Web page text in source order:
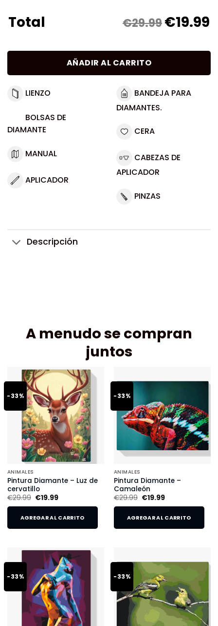
Total €29.99€19.99
AÑADIR AL CARRITO
LIENZO
BOLSAS DE
DIAMANTE
MANUAL
APLICADOR
BANDEJA PARA
DIAMANTES.
CERA
CABEZAS DE
APLICADOR
PINZAS
Descripción
A menudo se compran
juntos
-33%
ANIMALES
Pintura Diamante – Luz de
cervatillo
€29.99 €19.99
AGREGAR AL CARRITO
-33%
ANIMALES
Pintura Diamante –
Camaleón
€29.99 €19.99
AGREGAR AL CARRITO
-33% -33%